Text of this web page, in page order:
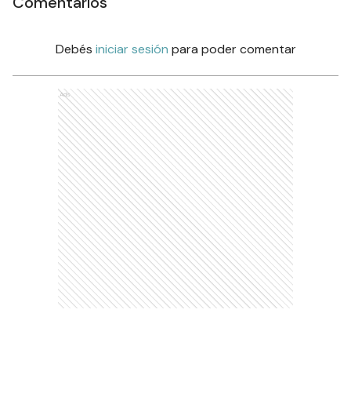
Debés iniciar sesión para poder comentar
Ads